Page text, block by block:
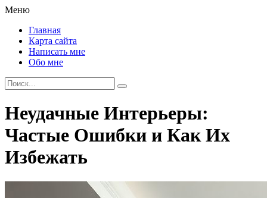
Меню
Главная
Карта сайта
Написать мне
Обо мне
Неудачные Интерьеры:
Частые Ошибки и Как Их
Избежать